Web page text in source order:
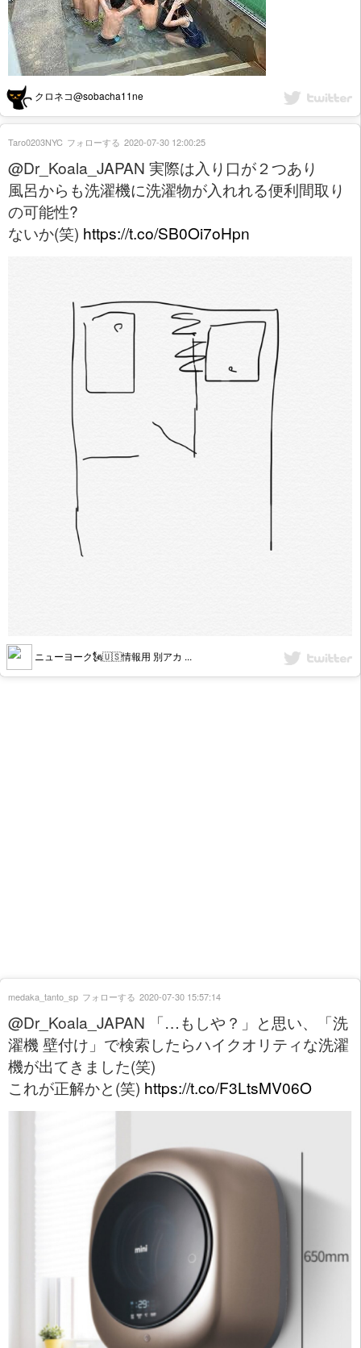
クロネコ@sobacha11ne
@Dr_Koala_JAPAN 実際は入り口が２つあり
風呂からも洗濯機に洗濯物が入れれる便利間取り
の可能性?
ないか(笑) https://t.co/SB0Oi7oHpn
ニューヨーク🗽🇺🇸情報用 別アカ ...
Taro0203NYC フォローする 2020-07-30 12:00:25
@Dr_Koala_JAPAN 「…もしや？」と思い、「洗
濯機 壁付け」で検索したらハイクオリティな洗濯
機が出てきました(笑)
これが正解かと(笑) https://t.co/F3LtsMV06O
medaka_tanto_sp フォローする 2020-07-30 15:57:14